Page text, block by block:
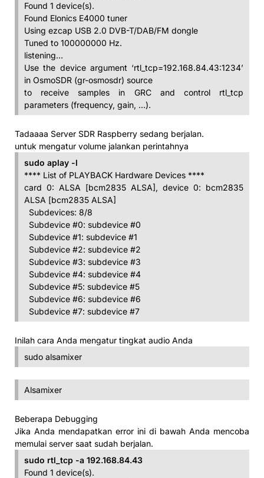
Found 1 device(s).
Found Elonics E4000 tuner
Using ezcap USB 2.0 DVB-T/DAB/FM dongle
Tuned to 100000000 Hz.
listening…
Use the device argument ‘rtl_tcp=192.168.84.43:1234’
in OsmoSDR (gr-osmosdr) source
to receive samples in GRC and control rtl_tcp
parameters (frequency, gain, …).
Tadaaaa Server SDR Raspberry sedang berjalan.
untuk mengatur volume jalankan perintahnya
sudo aplay -l
**** List of PLAYBACK Hardware Devices ****
card 0: ALSA [bcm2835 ALSA], device 0: bcm2835
ALSA [bcm2835 ALSA]
Subdevices: 8/8
Subdevice #0: subdevice #0
Subdevice #1: subdevice #1
Subdevice #2: subdevice #2
Subdevice #3: subdevice #3
Subdevice #4: subdevice #4
Subdevice #5: subdevice #5
Subdevice #6: subdevice #6
Subdevice #7: subdevice #7
Inilah cara Anda mengatur tingkat audio Anda
sudo alsamixer
Alsamixer
Beberapa Debugging
Jika Anda mendapatkan error ini di bawah Anda mencoba
memulai server saat sudah berjalan.
sudo rtl_tcp -a 192.168.84.43
Found 1 device(s).